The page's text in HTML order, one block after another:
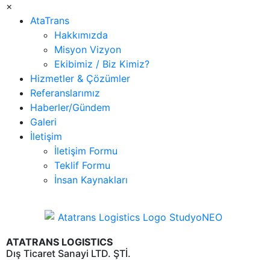
×
AtaTrans
Hakkımızda
Misyon Vizyon
Ekibimiz / Biz Kimiz?
Hizmetler & Çözümler
Referanslarımız
Haberler/Gündem
Galeri
İletişim
İletişim Formu
Teklif Formu
İnsan Kaynakları
ATATRANS LOGISTICS
Dış Ticaret Sanayi LTD. ŞTİ.